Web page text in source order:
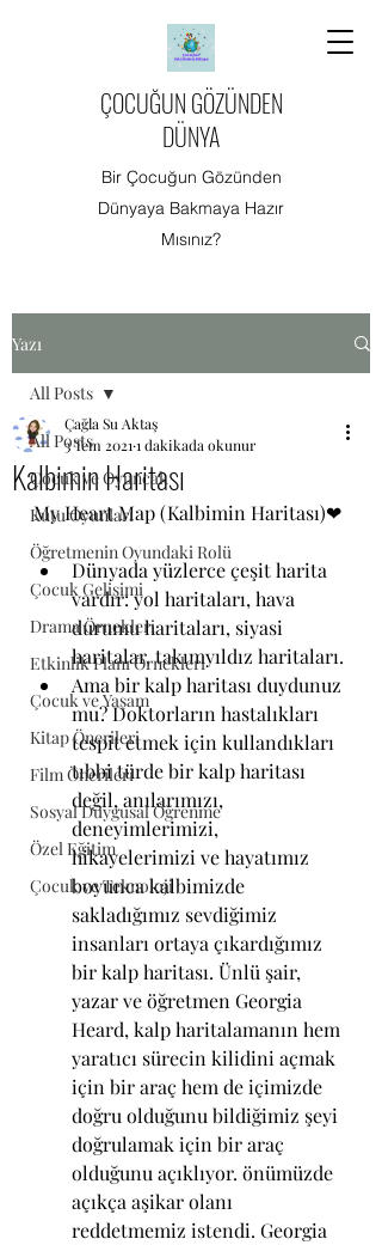
ÇOCUĞUN GÖZÜNDEN
DÜNYA
Bir Çocuğun Gözünden
Dünyaya Bakmaya Hazır
Mısınız?
Yazı
All Posts
Çocuk ve Oyuncak
Kutu Oyunları
Öğretmenin Oyundaki Rolü
Çocuk Gelişimi
Drama Örnekleri
Etkinlik Planı Örnekleri
Çocuk ve Yaşam
Kitap Önerileri
Film Önerileri
Sosyal Duygusal Öğrenme
Özel Eğitim
Çocuk ve Teknoloji
All Posts
Kalbimin Haritası
Çağla Su Aktaş
3 Tem 2021 1 dakikada okunur
My Heart Map (Kalbimin Haritası)❤
Dünyada yüzlerce çeşit harita
vardır: yol haritaları, hava
durumu haritaları, siyasi
haritalar, takımyıldız haritaları.
Ama bir kalp haritası duydunuz
mu? Doktorların hastalıkları
tespit etmek için kullandıkları
tıbbi türde bir kalp haritası
değil, anılarımızı,
deneyimlerimizi,
hikayelerimizi ve hayatımız
boyunca kalbimizde
sakladığımız sevdiğimiz
insanları ortaya çıkardığımız
bir kalp haritası. Ünlü şair,
yazar ve öğretmen Georgia
Heard, kalp haritalamanın hem
yaratıcı sürecin kilidini açmak
için bir araç hem de içimizde
doğru olduğunu bildiğimiz şeyi
doğrulamak için bir araç
olduğunu açıklıyor. önümüzde
açıkça aşikar olanı
reddetmemiz istendi. Georgia